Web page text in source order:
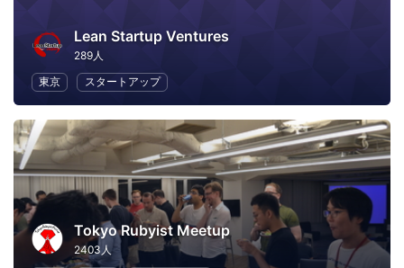
Lean Startup Ventures
289人
東京
スタートアップ
Tokyo Rubyist Meetup
2403人